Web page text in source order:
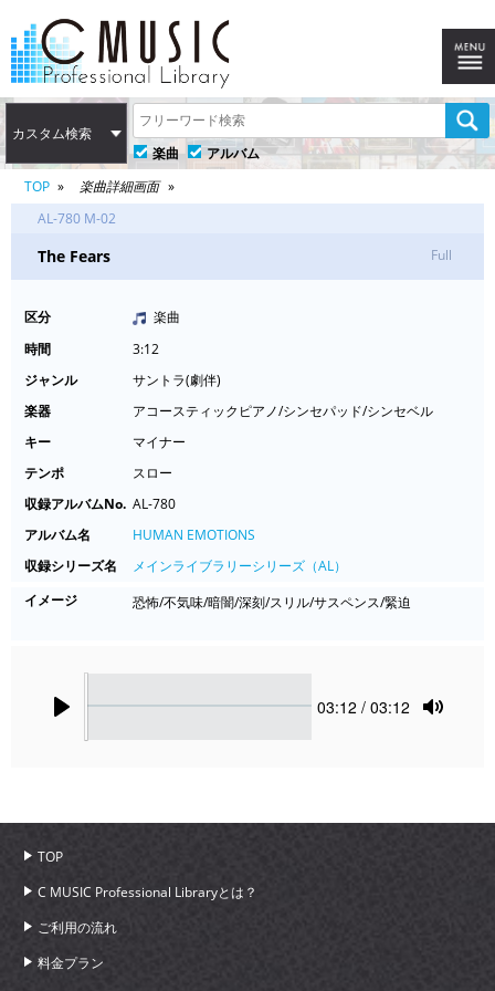
カスタム検索
楽曲
アルバム
TOP
楽曲詳細画面
AL-780 M-02
The Fears Full
区分
楽曲
時間
3:12
ジャンル
サントラ(劇伴)
楽器
アコースティックピアノ/シンセパッド/シンセベル
キー
マイナー
テンポ
スロー
収録アルバムNo. AL-780
アルバム名
HUMAN EMOTIONS
収録シリーズ名
メインライブラリーシリーズ（AL）
イメージ
恐怖/不気味/暗闇/深刻/スリル/サスペンス/緊迫
Current
03:12 / 03:12
TOP
C MUSIC Professional Libraryとは？
ご利用の流れ
料金プラン